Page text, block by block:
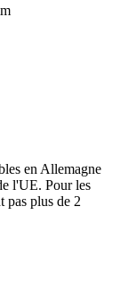
en Allemagne
l'UE. Pour les
pas plus de 2